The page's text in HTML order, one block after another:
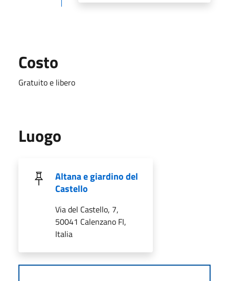
Costo
Gratuito e libero
Luogo
Altana e giardino del
Castello
Via del Castello, 7,
50041 Calenzano FI,
Italia